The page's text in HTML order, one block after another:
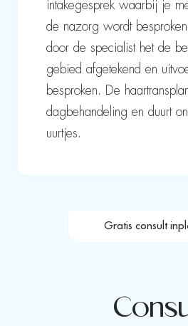
intakegesprek waarbij je
de nazorg wordt
door de specialist het de
gebied afgetekend en
besproken. De
dagbehandeling en duurt
uurtjes.
Gratis consult